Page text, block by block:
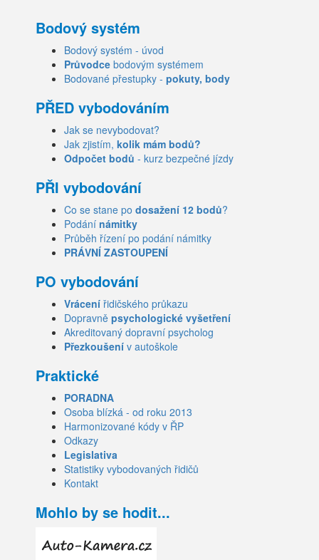
Bodový systém
Bodový systém - úvod
Průvodce bodovým systémem
Bodované přestupky - pokuty, body
PŘED vybodováním
Jak se nevybodovat?
Jak zjistím, kolik mám bodů?
Odpočet bodů - kurz bezpečné jízdy
PŘI vybodování
Co se stane po dosažení 12 bodů?
Podání námitky
Průběh řízení po podání námitky
PRÁVNÍ ZASTOUPENÍ
PO vybodování
Vrácení řidičského průkazu
Dopravně psychologické vyšetření
Akreditovaný dopravní psycholog
Přezkoušení v autoškole
Praktické
PORADNA
Osoba blízká - od roku 2013
Harmonizované kódy v ŘP
Odkazy
Legislativa
Statistiky vybodovaných řidičů
Kontakt
Mohlo by se hodit...